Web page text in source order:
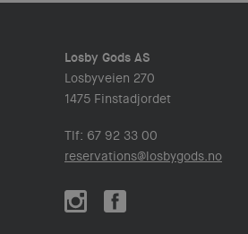
Losby Gods AS
Losbyveien 270
1475 Finstadjordet
Tlf: 67 92 33 00
reservations@losbygods.no